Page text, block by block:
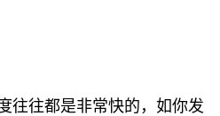
往往都是非常快的，如你发